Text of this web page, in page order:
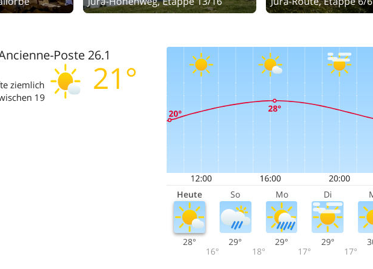
Poste 26.1
21°
ziemlich
19
Heute So Mo Di
28°
16°
29°
18°
29°
17°
29°
17°